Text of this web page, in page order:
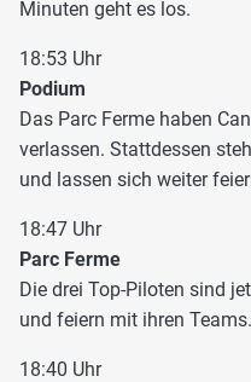
Minuten geht es los.
18:53 Uhr
Podium
Das Parc Ferme haben
verlassen. Stattdessen
und lassen sich weiter
18:47 Uhr
Parc Ferme
Die drei Top-Piloten sind
und feiern mit ihren
18:40 Uhr